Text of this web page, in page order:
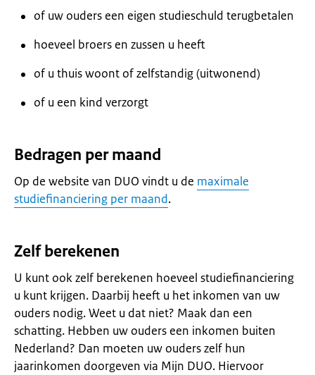
of uw ouders een eigen studieschuld terugbetalen
hoeveel broers en zussen u heeft
of u thuis woont of zelfstandig (uitwonend)
of u een kind verzorgt
Bedragen per maand
Op de website van DUO vindt u de maximale
studiefinanciering per maand.
Zelf berekenen
U kunt ook zelf berekenen hoeveel studiefinanciering
u kunt krijgen. Daarbij heeft u het inkomen van uw
ouders nodig. Weet u dat niet? Maak dan een
schatting. Hebben uw ouders een inkomen buiten
Nederland? Dan moeten uw ouders zelf hun
jaarinkomen doorgeven via Mijn DUO. Hiervoor